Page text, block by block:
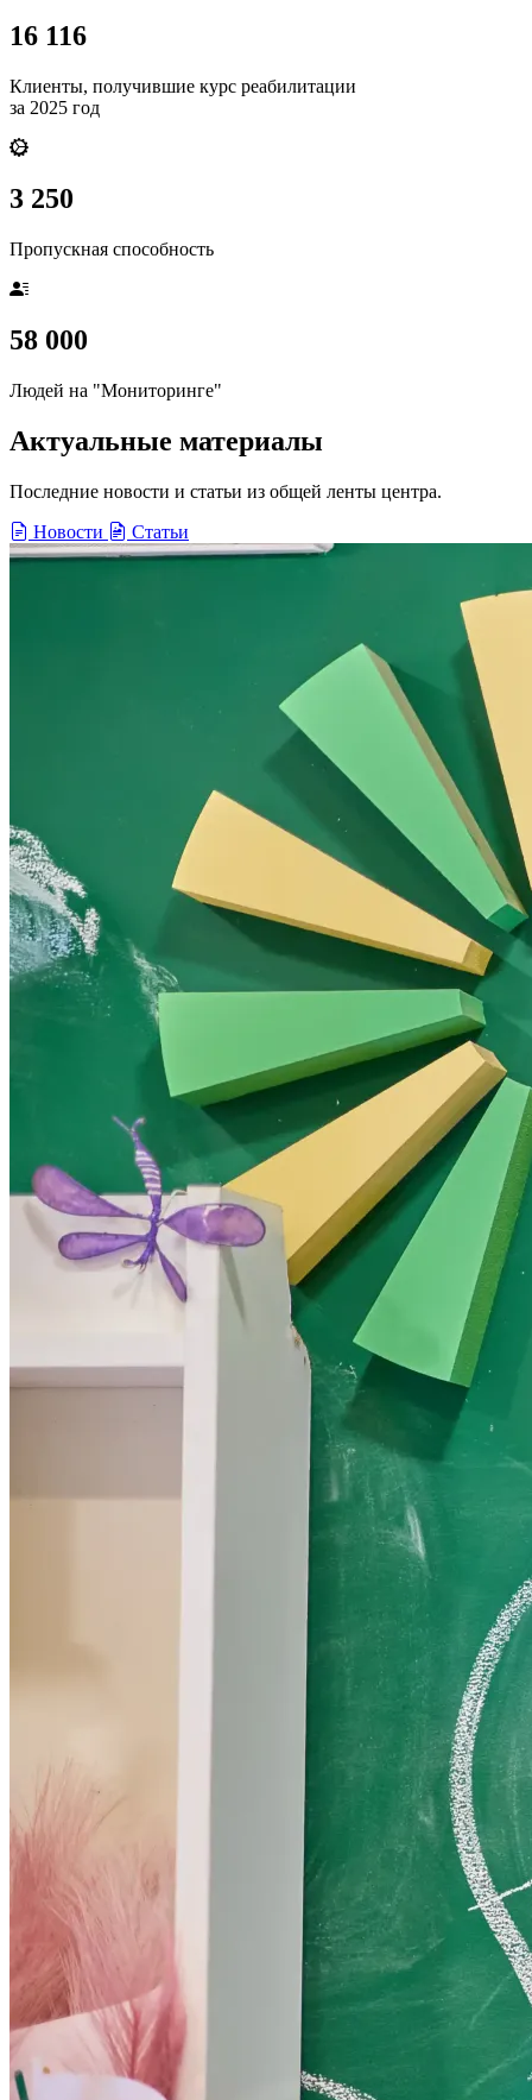
16 116
Клиенты, получившие курс реабилитации
за 2025 год
3 250
Пропускная способность
58 000
Людей на "Мониторинге"
Актуальные материалы
Последние новости и статьи из общей ленты центра.
Новости
Статьи